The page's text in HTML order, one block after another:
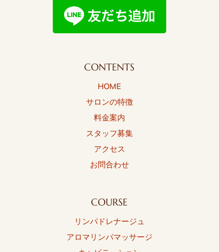
CONTENTS
HOME
サロンの特徴
料金案内
スタッフ募集
アクセス
お問合わせ
COURSE
リンパドレナージュ
アロマリンパマッサージ